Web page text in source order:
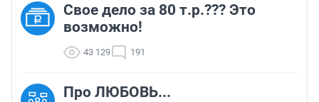
Свое дело за 80 т.р.??? Это
возможно!
43 129 191
Про ЛЮБОВЬ...